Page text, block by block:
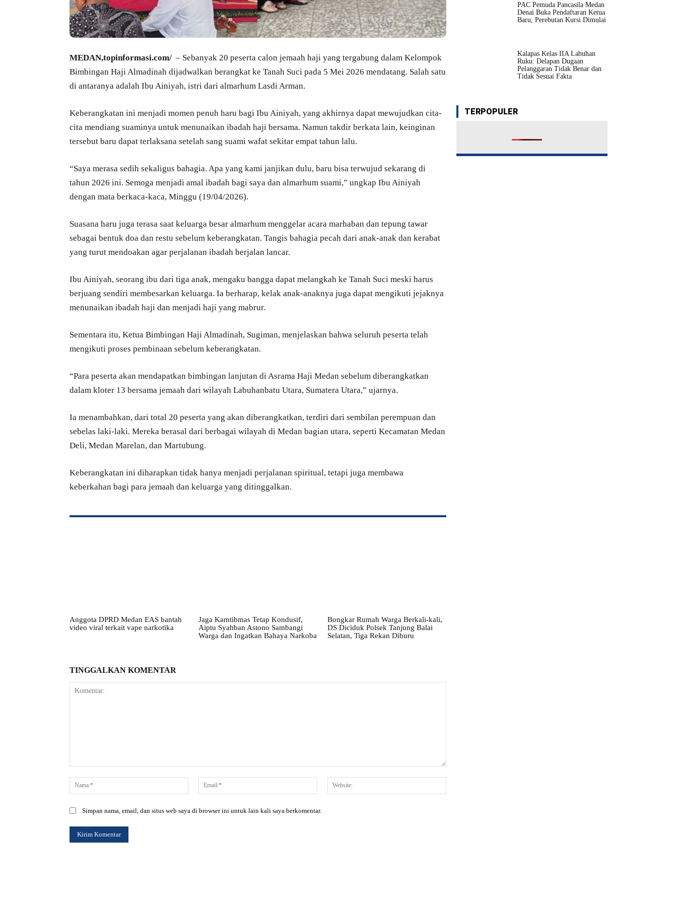
MEDAN,topinformasi.com/ – Sebanyak 20 peserta calon jemaah haji yang tergabung dalam Kelompok
Bimbingan Haji Almadinah dijadwalkan berangkat ke Tanah Suci pada 5 Mei 2026 mendatang. Salah satu
di antaranya adalah Ibu Ainiyah, istri dari almarhum Lasdi Arman.
Keberangkatan ini menjadi momen penuh haru bagi Ibu Ainiyah, yang akhirnya dapat mewujudkan cita-
cita mendiang suaminya untuk menunaikan ibadah haji bersama. Namun takdir berkata lain, keinginan
tersebut baru dapat terlaksana setelah sang suami wafat sekitar empat tahun lalu.
“Saya merasa sedih sekaligus bahagia. Apa yang kami janjikan dulu, baru bisa terwujud sekarang di
tahun 2026 ini. Semoga menjadi amal ibadah bagi saya dan almarhum suami,” ungkap Ibu Ainiyah
dengan mata berkaca-kaca, Minggu (19/04/2026).
Suasana haru juga terasa saat keluarga besar almarhum menggelar acara marhaban dan tepung tawar
sebagai bentuk doa dan restu sebelum keberangkatan. Tangis bahagia pecah dari anak-anak dan kerabat
yang turut mendoakan agar perjalanan ibadah berjalan lancar.
Ibu Ainiyah, seorang ibu dari tiga anak, mengaku bangga dapat melangkah ke Tanah Suci meski harus
berjuang sendiri membesarkan keluarga. Ia berharap, kelak anak-anaknya juga dapat mengikuti jejaknya
menunaikan ibadah haji dan menjadi haji yang mabrur.
Sementara itu, Ketua Bimbingan Haji Almadinah, Sugiman, menjelaskan bahwa seluruh peserta telah
mengikuti proses pembinaan sebelum keberangkatan.
“Para peserta akan mendapatkan bimbingan lanjutan di Asrama Haji Medan sebelum diberangkatkan
dalam kloter 13 bersama jemaah dari wilayah Labuhanbatu Utara, Sumatera Utara,” ujarnya.
Ia menambahkan, dari total 20 peserta yang akan diberangkatkan, terdiri dari sembilan perempuan dan
sebelas laki-laki. Mereka berasal dari berbagai wilayah di Medan bagian utara, seperti Kecamatan Medan
Deli, Medan Marelan, dan Martubung.
Keberangkatan ini diharapkan tidak hanya menjadi perjalanan spiritual, tetapi juga membawa
keberkahan bagi para jemaah dan keluarga yang ditinggalkan.
Anggota DPRD Medan EAS bantah
video viral terkait vape narkotika
Jaga Kamtibmas Tetap Kondusif,
Aiptu Syahban Astono Sambangi
Warga dan Ingatkan Bahaya Narkoba
Bongkar Rumah Warga Berkali-kali,
DS Diciduk Polsek Tanjung Balai
Selatan, Tiga Rekan Diburu
TINGGALKAN KOMENTAR
Nama:*
Email:*
Simpan nama, email, dan situs web saya di browser ini untuk lain kali saya berkomentar.
PAC Pemuda Pancasila Medan
Denai Buka Pendaftaran Ketua
Baru, Perebutan Kursi Dimulai
Kalapas Kelas IIA Labuhan
Ruku: Delapan Dugaan
Pelanggaran Tidak Benar dan
Tidak Sesuai Fakta
TERPOPULER